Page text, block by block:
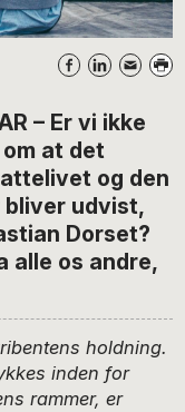
– Er vi ikke
at det
og den
bliver udvist,
Dorset?
alle os andre,
holdning.
inden for
rammer, er